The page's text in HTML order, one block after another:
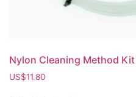
Nylon Cleaning Method Kit
US$11.80